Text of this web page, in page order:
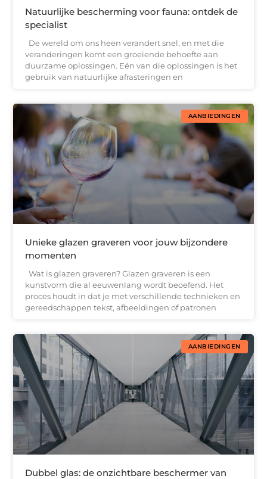
Natuurlijke bescherming voor fauna: ontdek de
specialist
De wereld om ons heen verandert snel, en met die
veranderingen komt een groeiende behoefte aan
duurzame oplossingen. Eén van die oplossingen is het
gebruik van natuurlijke afrasteringen en
AANBIEDINGEN
Unieke glazen graveren voor jouw bijzondere
momenten
Wat is glazen graveren? Glazen graveren is een
kunstvorm die al eeuwenlang wordt beoefend. Het
proces houdt in dat je met verschillende technieken en
gereedschappen tekst, afbeeldingen of patronen
AANBIEDINGEN
Dubbel glas: de onzichtbare beschermer van